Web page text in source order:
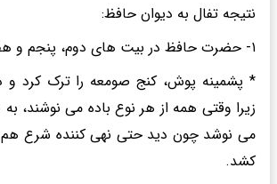
نتیجه تفال به دیوان حافظ:
۱- حضرت حافظ در بیت های دوم، پنجم و هفتم می فرماید:
* پشمینه پوش، کنج صومعه را ترک کرد و
زیرا وقتی همه از هر نوع باده می نوشند، به
می نوشد چون دید حتی نهی کننده شرع
کشد.